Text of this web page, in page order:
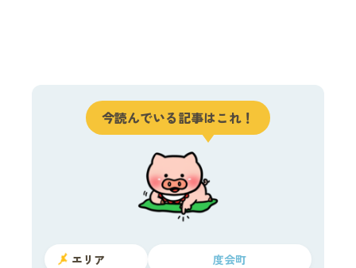
今読んでいる記事はこれ！
エリア
度会町